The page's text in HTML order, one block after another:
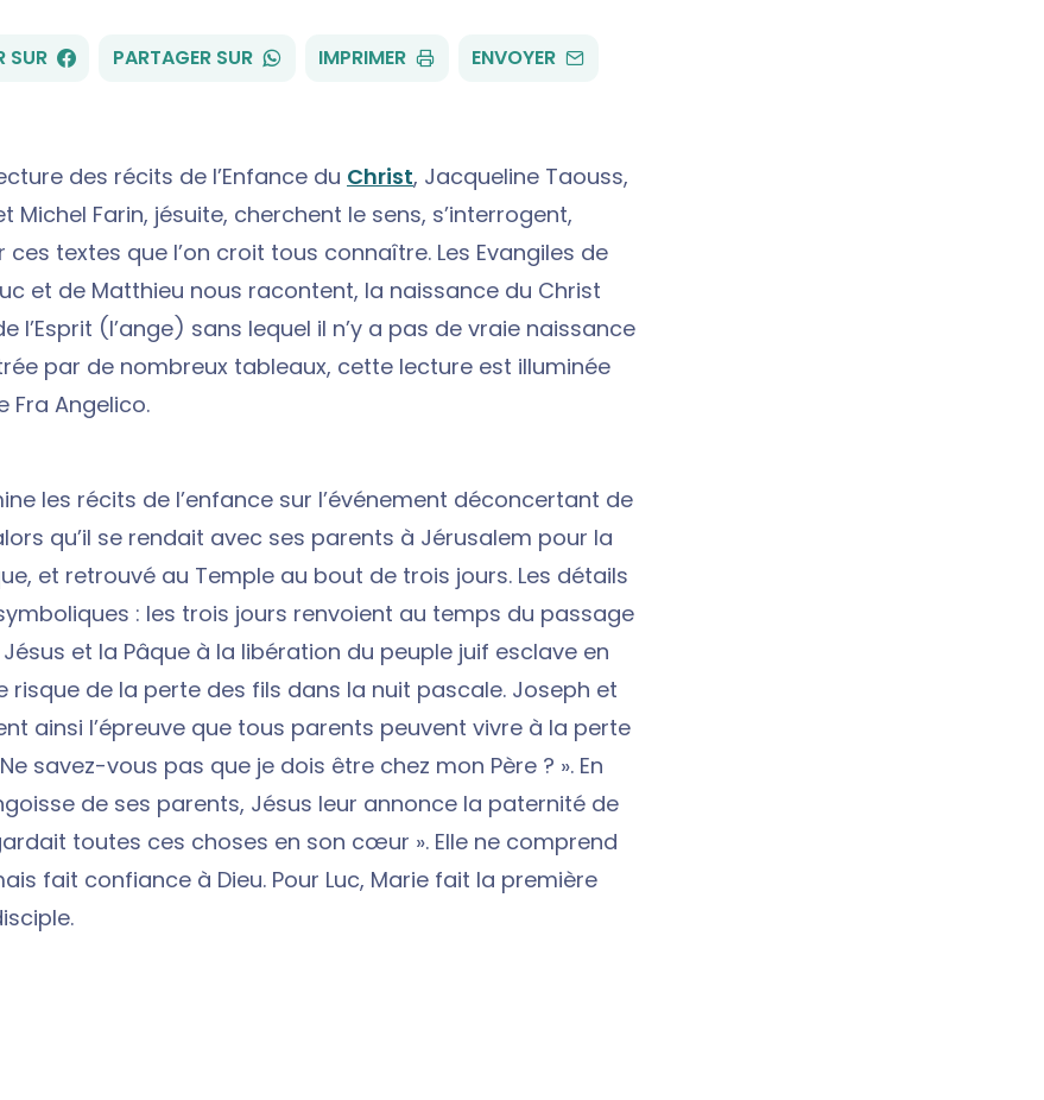
SUR FACEBOOK
PARTAGER SUR WHATSAPP
IMPRIMER ENVOYER PAR
des récits de l’Enfance du Christ, Jacqueline Taouss,
Michel Farin, jésuite, cherchent le sens, s’interrogent,
ces textes que l’on croit tous connaître. Les Evangiles de
et de Matthieu nous racontent, la naissance du Christ
l’Esprit (l’ange) sans lequel il n’y a pas de vraie naissance
par de nombreux tableaux, cette lecture est illuminée
Fra Angelico.
les récits de l’enfance sur l’événement déconcertant de
qu’il se rendait avec ses parents à Jérusalem pour la
et retrouvé au Temple au bout de trois jours. Les détails
: les trois jours renvoient au temps du passage
et la Pâque à la libération du peuple juif esclave en
risque de la perte des fils dans la nuit pascale. Joseph et
ainsi l’épreuve que tous parents peuvent vivre à la perte
savez-vous pas que je dois être chez mon Père ? ». En
de ses parents, Jésus leur annonce la paternité de
toutes ces choses en son cœur ». Elle ne comprend
fait confiance à Dieu. Pour Luc, Marie fait la première